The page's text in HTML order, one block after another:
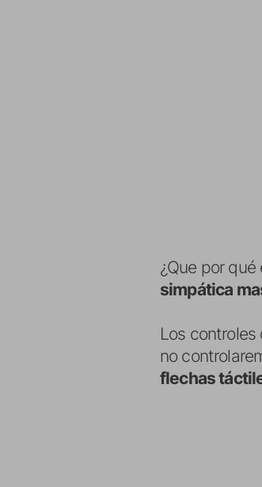
¿Que por qué
simpática
Los controles
no
flechas